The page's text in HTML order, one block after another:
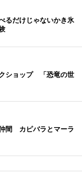
るだけじゃないかき氷
ショップ 「恐竜の世
間 カピバラとマーラ